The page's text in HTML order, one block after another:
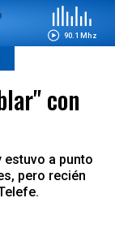
90.1 Mhz
con
estuvo a punto
pero recién